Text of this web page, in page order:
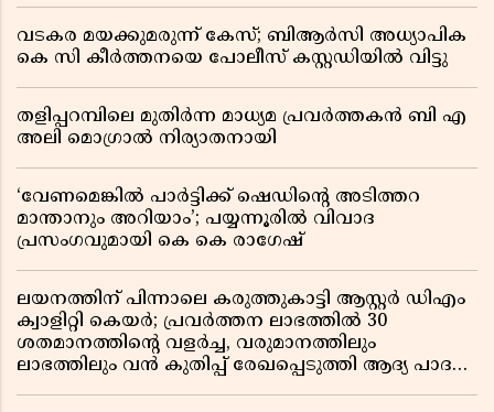
വടകര മയക്കുമരുന്ന് കേസ്; ബിആർസി അധ്യാപിക
കെ സി കീർത്തനയെ പോലീസ് കസ്റ്റഡിയിൽ വിട്ടു
തളിപ്പറമ്പിലെ മുതിർന്ന മാധ്യമ പ്രവർത്തകൻ ബി എ
അലി മൊഗ്രാൽ നിര്യാതനായി
‘വേണമെങ്കിൽ പാർട്ടിക്ക് ഷെഡിൻ്റെ അടിത്തറ
മാന്താനും അറിയാം’; പയ്യന്നൂരിൽ വിവാദ
പ്രസംഗവുമായി കെ കെ രാഗേഷ്
ലയനത്തിന് പിന്നാലെ കരുത്തുകാട്ടി ആസ്റ്റർ ഡിഎം
ക്വാളിറ്റി കെയർ; പ്രവർത്തന ലാഭത്തിൽ 30
ശതമാനത്തിൻ്റെ വളർച്ച, വരുമാനത്തിലും
ലാഭത്തിലും വൻ കുതിപ്പ് രേഖപ്പെടുത്തി ആദ്യ പാദ